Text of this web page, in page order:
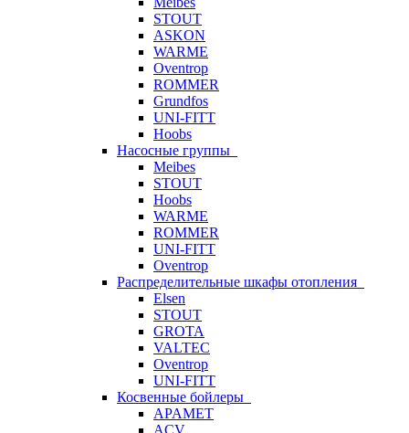
STOUT
ASKON
WARME
Oventrop
ROMMER
Grundfos
UNI-FITT
Hoobs
Насосные группы
Meibes
STOUT
Hoobs
WARME
ROMMER
UNI-FITT
Oventrop
Распределительные шкафы отопления
Elsen
STOUT
GROTA
VALTEC
Oventrop
UNI-FITT
Косвенные бойлеры
APAMET
ACV